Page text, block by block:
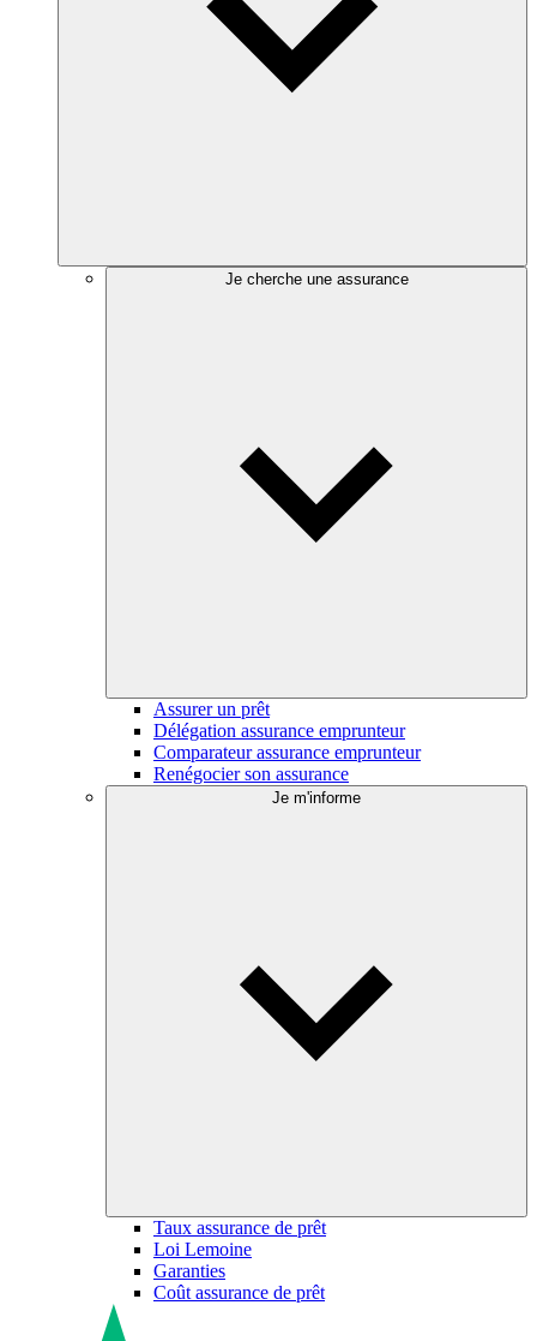
Je cherche une assurance
Assurer un prêt
Délégation assurance emprunteur
Comparateur assurance emprunteur
Renégocier son assurance
Je m'informe
Taux assurance de prêt
Loi Lemoine
Garanties
Coût assurance de prêt